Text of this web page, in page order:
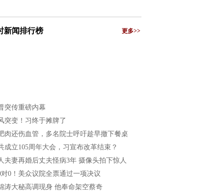
新闻排行榜 更多>>
突传重磅内幕
突变！习终于摊牌了
肉还伤血管，多名院士呼吁趁早撤下餐桌
成立105周年大会，习宣布改革结束？
夫妻再婚后丈夫怪病3年 摄像头拍下惊人
对0！美众议院全票通过一项决议
涛大秘高调现身 他奉命架空蔡奇